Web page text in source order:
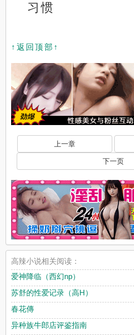
习惯
↑返回顶部↑
上一章
下一页
高辣小说相关阅读：
爱神降临（西幻np）
苏舒的性爱记录（高H）
春花傳
异种族牛郎店评鉴指南